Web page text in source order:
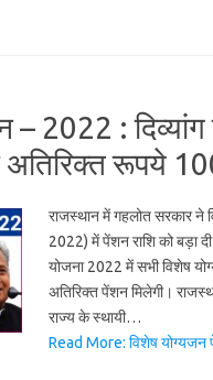
– 2022 :
रूपये
राजस्थान में गहलोत सरकार
2022) में पेंशन राशि को बड़ा
योजना 2022 में सभी विशेष
अतिरिक्त पेंशन मिलेगी।
राज्‍य के स्‍थायी…
Read More: विशेष योग्यजन